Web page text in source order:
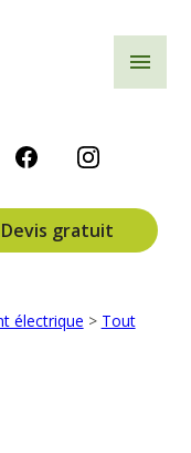
menu
Devis gratuit
électrique > Tout